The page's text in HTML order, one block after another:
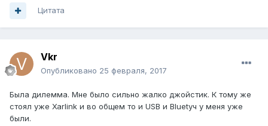
Цитата
Vkr
Опубликовано 25 февраля, 2017
Была дилемма. Мне было сильно жалко джойстик. К тому же
стоял уже Xarlink и во общем то и USB и Bluetуч у меня уже
были.